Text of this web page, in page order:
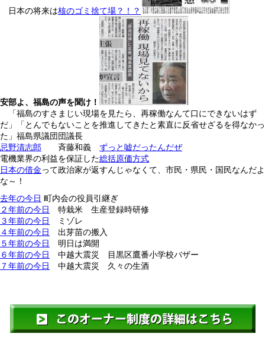
日本の将来は核のゴミ捨て場？！？
安部よ、福島の声を聞け！
「福島のすさまじい現場を見たら、再稼働なんて口にできないはず
だ」「とんでもないことを推進してきたと素直に反省せざるを得なかっ
た」福島県議団団議長
忌野清志郎 斉藤和義 ずっと嘘だったんだぜ
電機業界の利益を保証した総括原価方式
日本の借金って政治家が返すんじゃなくて、市民・県民・国民なんだよ
な～！
去年の今日 町内会の役員引継ぎ
２年前の今日
特栽米 生産登録時研修
３年前の今日
ミゾレ
４年前の今日
出芽苗の搬入
５年前の今日
明日は満開
６年前の今日
中越大震災 目黒区鷹番小学校バザー
７年前の今日
中越大震災 久々の生酒